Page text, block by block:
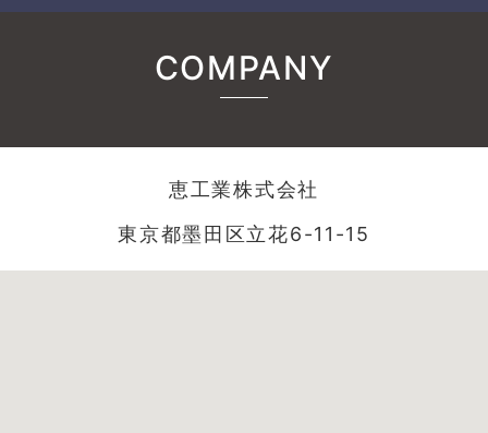
COMPANY
恵工業株式会社
東京都墨田区立花6-11-15